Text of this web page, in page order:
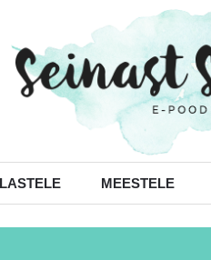
LASTELE MEESTELE